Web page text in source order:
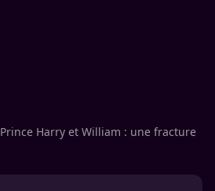
Prince Harry et William : une fracture